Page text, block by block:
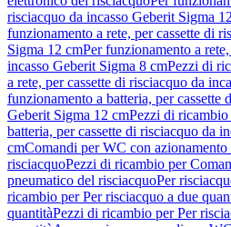
risciacquo da incasso Geberit Sigma
funzionamento a rete, per cassette di
Sigma 12 cmPer funzionamento a
incasso Geberit Sigma 8 cmPezzi di
a rete, per cassette di risciacquo da
funzionamento a batteria, per cassette
Geberit Sigma 12 cmPezzi di
batteria, per cassette di risciacquo da
cmComandi per WC con azionamento
risciacquoPezzi di ricambio per
pneumatico del risciacquoPer
ricambio per Per risciacquo a due
quantitàPezzi di ricambio per Per